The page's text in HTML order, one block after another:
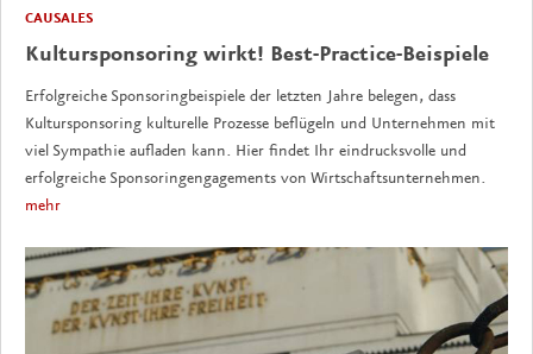
CAUSALES
Kultursponsoring wirkt! Best-Practice-Beispiele
Erfolgreiche Sponsoringbeispiele der letzten Jahre belegen, dass
Kultursponsoring kulturelle Prozesse beflügeln und Unternehmen mit
viel Sympathie aufladen kann. Hier findet Ihr eindrucksvolle und
erfolgreiche Sponsoringengagements von Wirtschaftsunternehmen.
mehr